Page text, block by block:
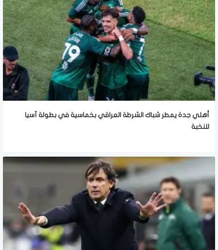
أهلي جدة يمطر شباك الشرطة العراقي بخماسية في بطولة آسيا
للنخبة